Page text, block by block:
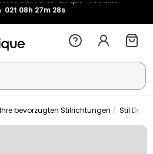
unique - Gleicher Shop, neuer Name!
auf Vente-unique-Produkte
Ihre bevorzugten Stilrichtungen Stil